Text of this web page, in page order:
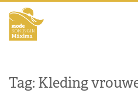
Tag: Kleding